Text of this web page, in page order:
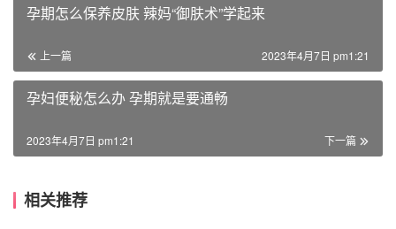
孕期怎么保养皮肤 辣妈“御肤术”学起来
上一篇 2023年4月7日 pm1:21
孕妇便秘怎么办 孕期就是要通畅
下一篇
2023年4月7日 pm1:21
相关推荐